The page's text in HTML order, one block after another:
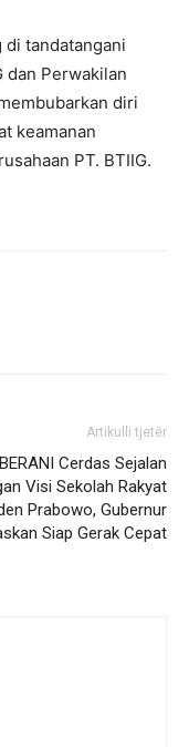
di tandatangani
dan Perwakilan
diri
keamanan
PT. BTIIG.
Artikulli tjetër
BERANI Cerdas Sejalan
Visi Sekolah Rakyat
Prabowo, Gubernur
Siap Gerak Cepat